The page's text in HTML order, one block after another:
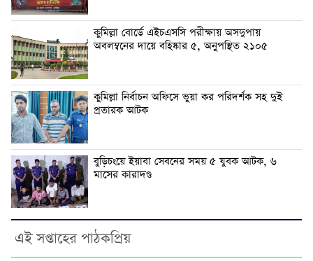
কুমিল্লা বোর্ডে এইচএসসি পরীক্ষায় অসদুপায়
অবলম্বনের দায়ে বহিষ্কার ৫, অনুপস্থিত ২১০৫
কুমিল্লা নির্বাচন অফিসে ভুয়া কর পরিদর্শক সহ দুই
প্রতারক আটক
বুড়িচংয়ে ইয়াবা সেবনের সময় ৫ যুবক আটক, ৬
মাসের কারাদণ্ড
এই সপ্তাহের পাঠকপ্রিয়